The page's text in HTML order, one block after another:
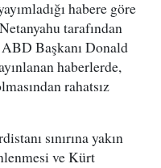
habere göre
tarafından
ABD Başkanı Donald
haberlerde,
rahatsız
sınırına yakın
ve Kürt